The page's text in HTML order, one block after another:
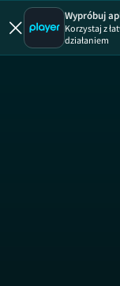
Wypróbuj
Korzystaj z
działaniem